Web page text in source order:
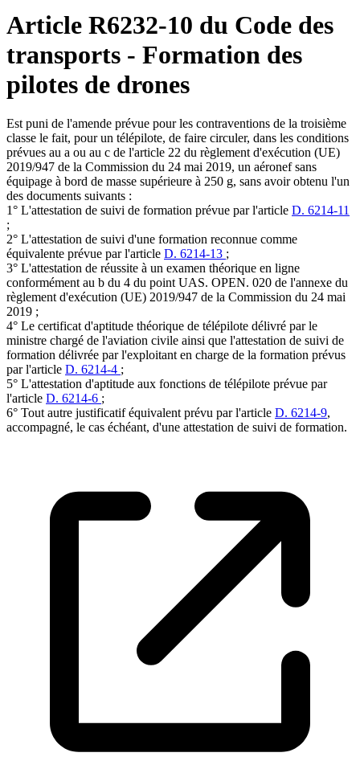
Article R6232-10 du Code des
transports - Formation des
pilotes de drones
Est puni de l'amende prévue pour les contraventions de la troisième
classe le fait, pour un télépilote, de faire circuler, dans les conditions
prévues au a ou au c de l'article 22 du règlement d'exécution (UE)
2019/947 de la Commission du 24 mai 2019, un aéronef sans
équipage à bord de masse supérieure à 250 g, sans avoir obtenu l'un
des documents suivants :
1° L'attestation de suivi de formation prévue par l'article D. 6214-11
;
2° L'attestation de suivi d'une formation reconnue comme
équivalente prévue par l'article D. 6214-13 ;
3° L'attestation de réussite à un examen théorique en ligne
conformément au b du 4 du point UAS. OPEN. 020 de l'annexe du
règlement d'exécution (UE) 2019/947 de la Commission du 24 mai
2019 ;
4° Le certificat d'aptitude théorique de télépilote délivré par le
ministre chargé de l'aviation civile ainsi que l'attestation de suivi de
formation délivrée par l'exploitant en charge de la formation prévus
par l'article D. 6214-4 ;
5° L'attestation d'aptitude aux fonctions de télépilote prévue par
l'article D. 6214-6 ;
6° Tout autre justificatif équivalent prévu par l'article D. 6214-9,
accompagné, le cas échéant, d'une attestation de suivi de formation.